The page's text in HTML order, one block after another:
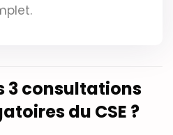
3 consultations
du CSE ?